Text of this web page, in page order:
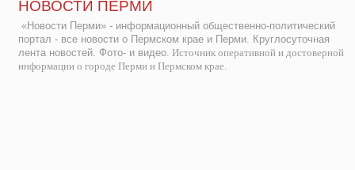
НОВОСТИ ПЕРМИ
«Новости Перми» - информационный общественно-политический
портал - все новости о Пермском крае и Перми. Круглосуточная
лента новостей. Фото- и видео. Источник оперативной и достоверной
информации о городе Перми и Пермском крае.